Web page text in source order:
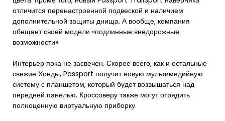
отличится перенастроенной подвеской и наличием
дополнительной защиты днища. А вообще, компания
обещает своей модели «подлинные внедорожные
возможности».
Интерьер пока не засвечен. Скорее всего, как и остальные
свежие Хонды, Passport получит новую мультимедийную
систему с планшетом, который будет возвышаться над
передней панелью. Кроссоверу также могут отрядить
полноценную виртуальную приборку.